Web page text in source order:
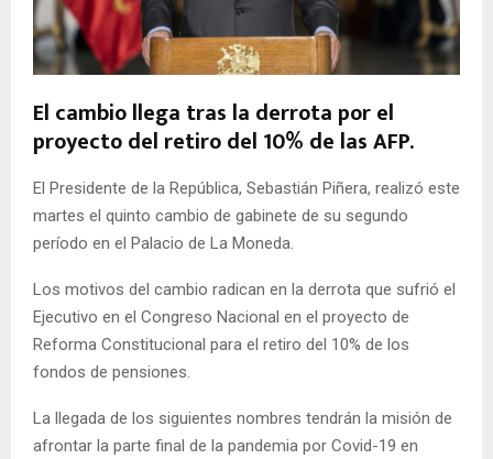
E
U
El cambio llega tras la derrota por el
proyecto del retiro del 10% de las AFP.
El Presidente de la República, Sebastián Piñera, realizó este
martes el quinto cambio de gabinete de su segundo
período en el Palacio de La Moneda.
Los motivos del cambio radican en la derrota que sufrió el
Ejecutivo en el Congreso Nacional en el proyecto de
Reforma Constitucional para el retiro del 10% de los
fondos de pensiones.
La llegada de los siguientes nombres tendrán la misión de
afrontar la parte final de la pandemia por Covid-19 en